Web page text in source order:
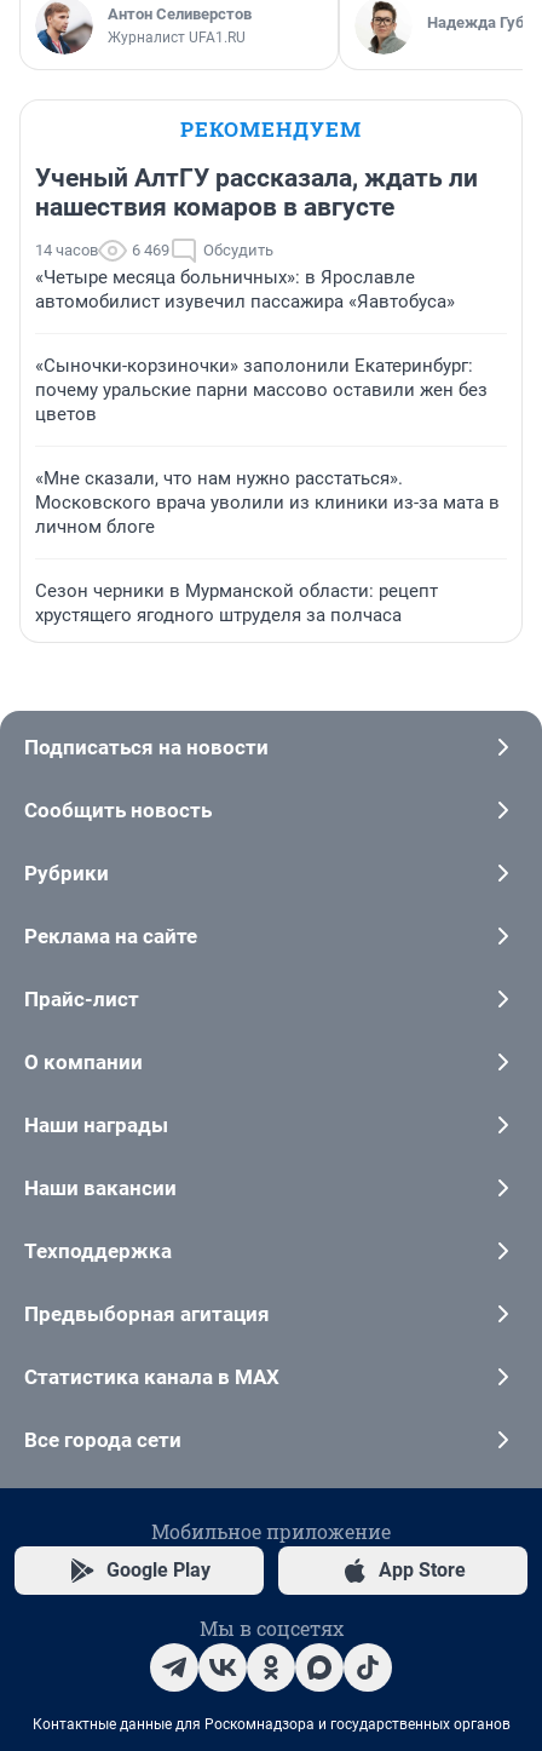
Антон Селиверстов
Журналист UFA1.RU
Надежда
РЕКОМЕНДУЕМ
Ученый АлтГУ рассказала, ждать ли
нашествия комаров в августе
14 часов 6 469 Обсудить
«Четыре месяца больничных»: в Ярославле
автомобилист изувечил пассажира «Яавтобуса»
«Сыночки-корзиночки» заполонили Екатеринбург:
почему уральские парни массово оставили жен без
цветов
«Мне сказали, что нам нужно расстаться».
Московского врача уволили из клиники из-за мата в
личном блоге
Сезон черники в Мурманской области: рецепт
хрустящего ягодного штруделя за полчаса
Подписаться на новости
Сообщить новость
Рубрики
Реклама на сайте
Прайс-лист
О компании
Наши награды
Наши вакансии
Техподдержка
Предвыборная агитация
Статистика канала в MAX
Все города сети
Мобильное приложение
Google Play App Store
Мы в соцсетях
Контактные данные для Роскомнадзора и государственных органов